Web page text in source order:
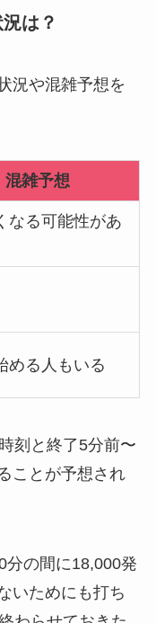
は？
況や混雑予想を
混雑予想
なる可能性があ
める人もいる
刻と終了5分前〜
ことが予想され
分の間に18,000発
いためにも打ち